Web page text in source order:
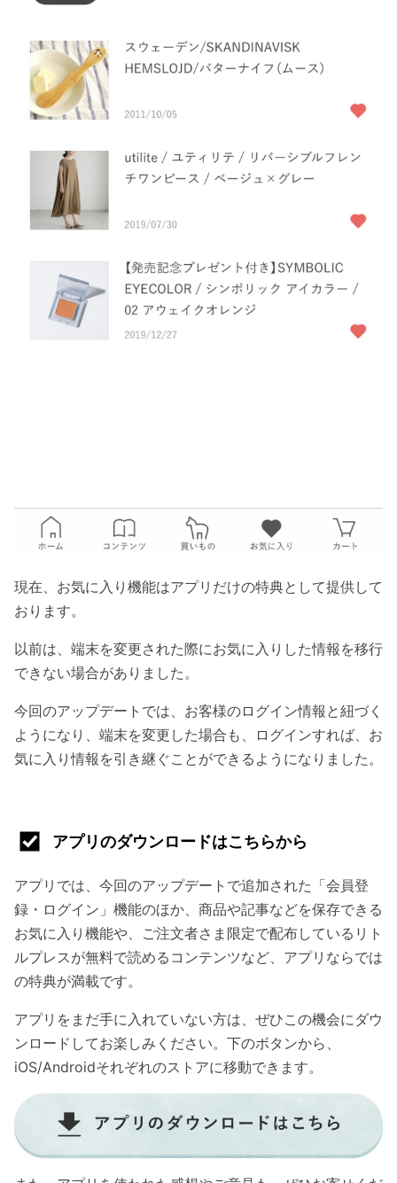
現在、お気に入り機能はアプリだけの特典として提供して
おります。
以前は、端末を変更された際にお気に入りした情報を移行
できない場合がありました。
今回のアップデートでは、お客様のログイン情報と紐づく
ようになり、端末を変更した場合も、ログインすれば、お
気に入り情報を引き継ぐことができるようになりました。
アプリのダウンロードはこちらから
アプリでは、今回のアップデートで追加された「会員登
録・ログイン」機能のほか、商品や記事などを保存できる
お気に入り機能や、ご注文者さま限定で配布しているリト
ルプレスが無料で読めるコンテンツなど、アプリならでは
の特典が満載です。
アプリをまだ手に入れていない方は、ぜひこの機会にダウ
ンロードしてお楽しみください。下のボタンから、
iOS/Androidそれぞれのストアに移動できます。